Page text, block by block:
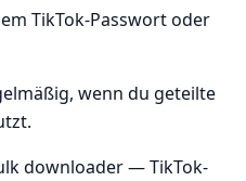
TikTok-Passwort oder
wenn du geteilte
downloader — TikTok-